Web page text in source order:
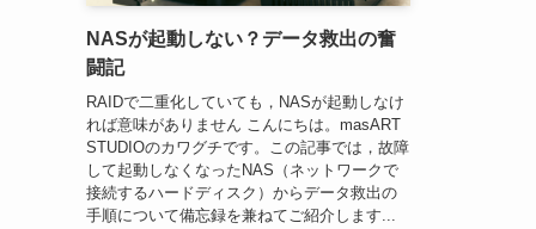
NASが起動しない？データ救出の奮
闘記
RAIDで二重化していても，NASが起動しなけ
れば意味がありません こんにちは。masART
STUDIOのカワグチです。この記事では，故障
して起動しなくなったNAS（ネットワークで
接続するハードディスク）からデータ救出の
手順について備忘録を兼ねてご紹介します...